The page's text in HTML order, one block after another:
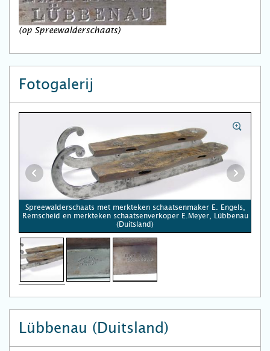
(op Spreewalderschaats)
Fotogalerij
Spreewalderschaats met merkteken schaatsenmaker E. Engels,
Remscheid en merkteken schaatsenverkoper E.Meyer, Lübbenau
(Duitsland)
Lübbenau (Duitsland)